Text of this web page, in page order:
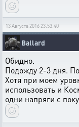
13 Августа 2016 23:53:40
Ballard
Обидно.
Подожду 2-3 дня.
Хотя при моем
использовать и
одни напряги с